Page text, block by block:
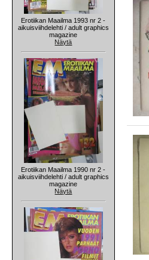
Erotiikan Maailma 1993 nr 2 -
aikuisviihdelehti / adult graphics
magazine
Näytä
Erotiikan Maailma 1990 nr 2 -
aikuisviihdelehti / adult graphics
magazine
Näytä